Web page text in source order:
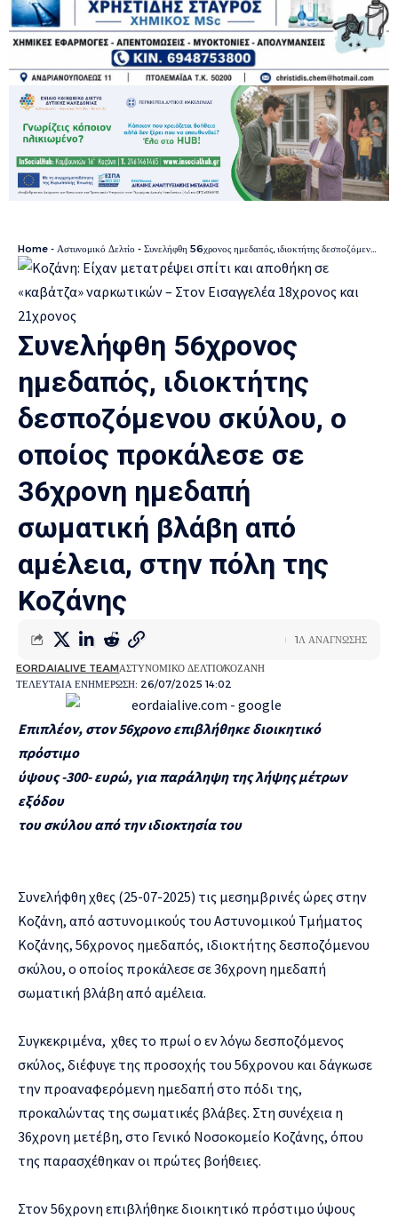
Home - Αστυνομικό Δελτίο - Συνελήφθη 56χρονος ημεδαπός, ιδιοκτήτης δεσποζόμενου σκύλου, ο οποίος προκάλεσε σε 36χρονη ημεδαπή σωματική βλάβη από αμέλεια, στην πόλη της Κοζάνης
Συνελήφθη 56χρονος
ημεδαπός, ιδιοκτήτης
δεσποζόμενου σκύλου, ο
οποίος προκάλεσε σε
36χρονη ημεδαπή
σωματική βλάβη από
αμέλεια, στην πόλη της
Κοζάνης
ΤΕΛΕΥΤΑΙΑ ΕΝΗΜΕΡΩΣΗ: 26/07/2025 14:02
EORDAIALIVE TEAMΑΣΤΥΝΟΜΙΚΟ ΔΕΛΤΙΟΚΟΖΑΝΗ
1Λ ΑΝΑΓΝΩΣΗΣ
Επιπλέον, στον 56χρονοεπιβλήθηκε διοικητικό
πρόστιμο
ύψους -300- ευρώ, για παράληψη της λήψης μέτρων
εξόδου
του σκύλου από την ιδιοκτησία του
Συνελήφθη χθες (25-07-2025) τις μεσημβρινές ώρες στην
Κοζάνη, από αστυνομικούς του Αστυνομικού Τμήματος
Κοζάνης, 56χρονος ημεδαπός, ιδιοκτήτης δεσποζόμενου
σκύλου, ο οποίος προκάλεσε σε 36χρονη ημεδαπή
σωματική βλάβη από αμέλεια.
Συγκεκριμένα, χθες το πρωί ο εν λόγω δεσποζόμενος
σκύλος, διέφυγε της προσοχής του 56χρονου και δάγκωσε
την προαναφερόμενη ημεδαπή στο πόδι της,
προκαλώντας της σωματικές βλάβες. Στη συνέχεια η
36χρονη μετέβη, στο Γενικό Νοσοκομείο Κοζάνης, όπου
της παρασχέθηκαν οι πρώτες βοήθειες.
Στον 56χρονη επιβλήθηκε διοικητικό πρόστιμο ύψους